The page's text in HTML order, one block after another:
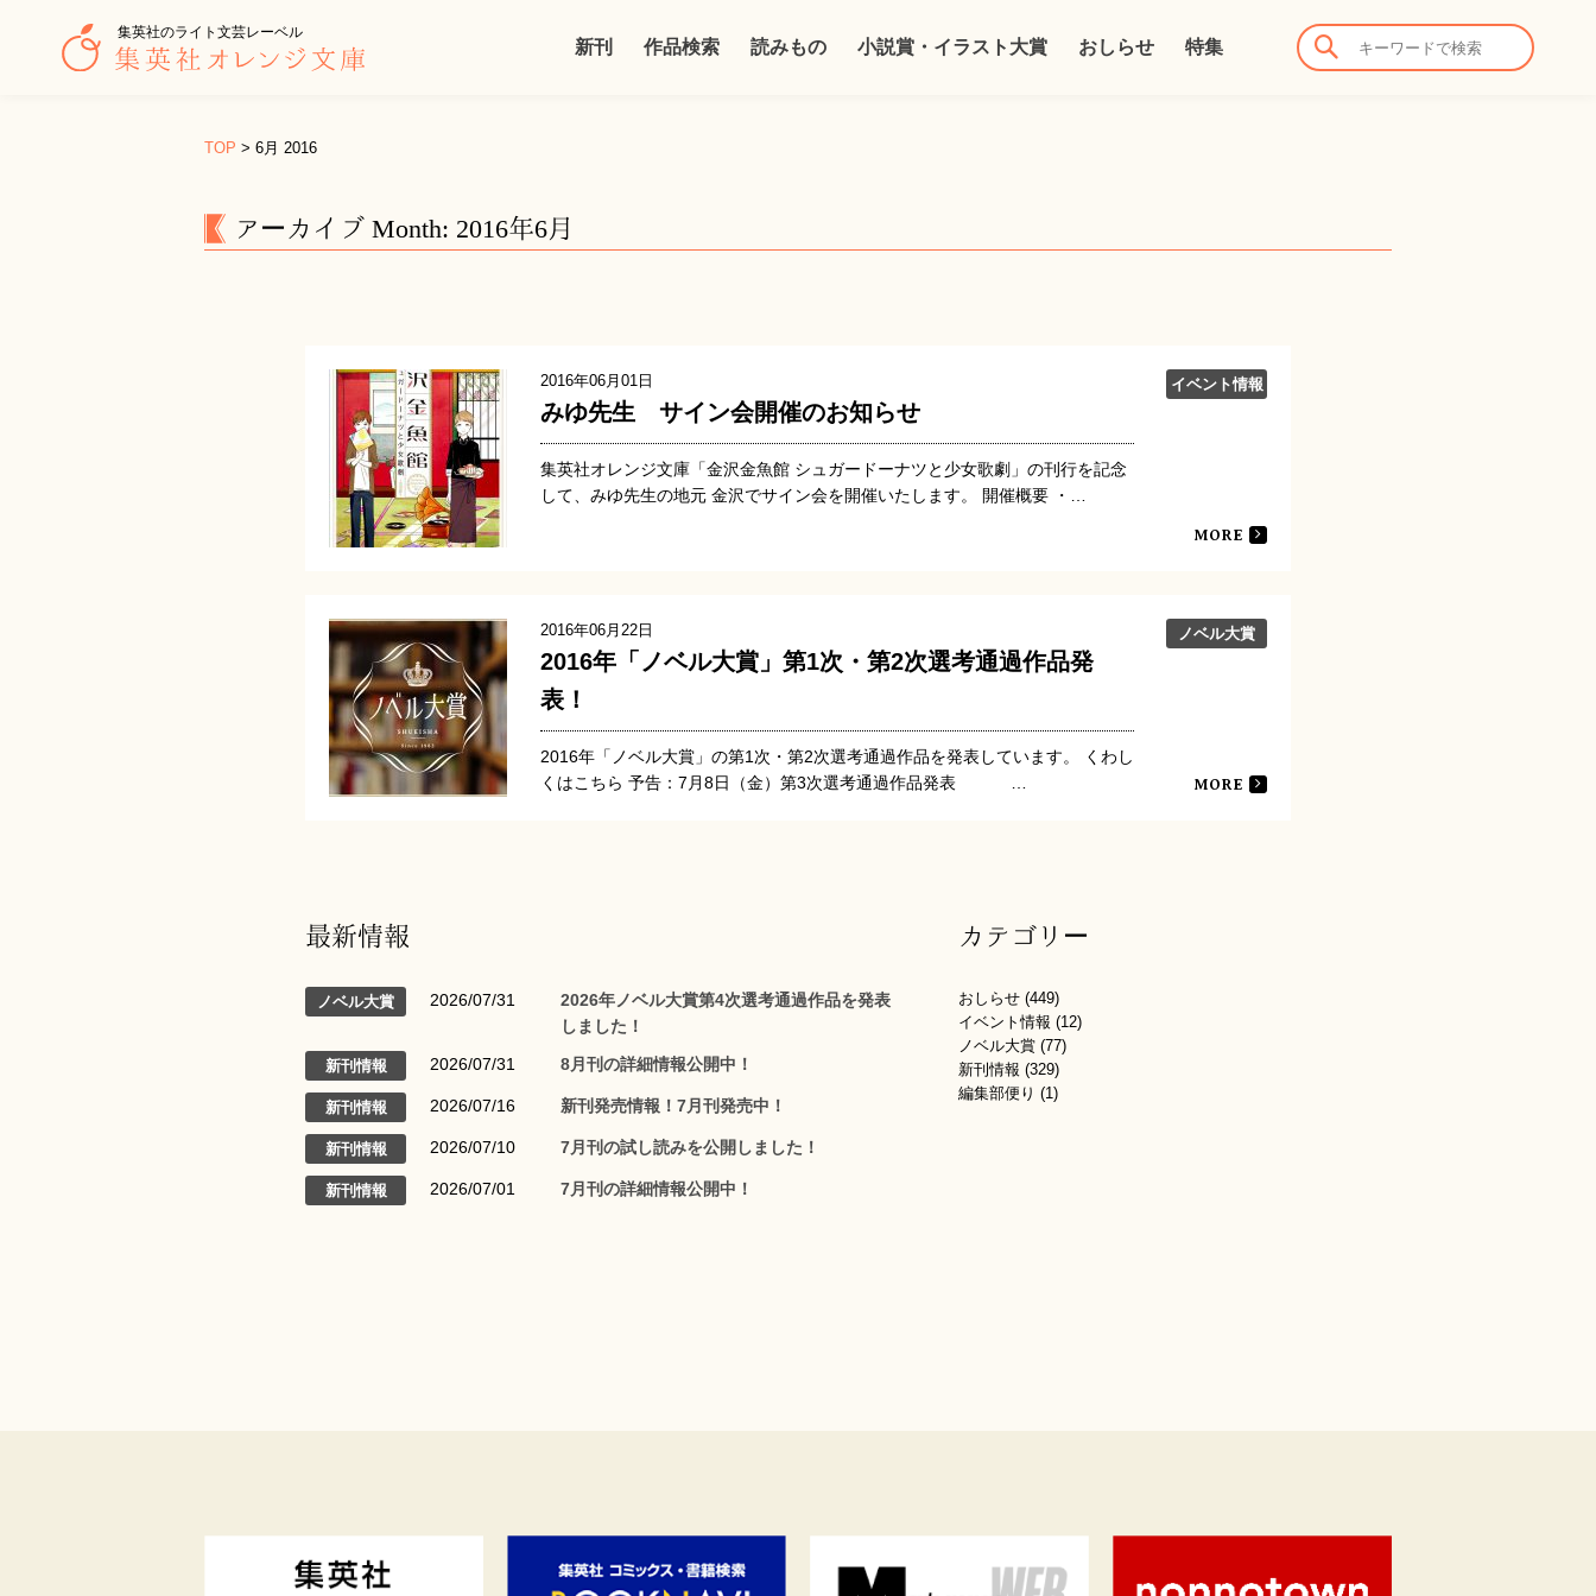
集英社のライト文芸レーベル
新刊 作品検索 読みもの 小説賞・イラスト大賞 おしらせ 特集
TOP > 6月 2016
アーカイブ Month: 2016年6月
2016年06月01日
みゆ先生 サイン会開催のお知らせ
集英社オレンジ文庫「金沢金魚館 シュガードーナツと少女歌劇」の刊行を記念
して、みゆ先生の地元 金沢でサイン会を開催いたします。 開催概要 ・…
イベント情報
MORE
2016年06月22日
2016年「ノベル大賞」第1次・第2次選考通過作品発
表！
2016年「ノベル大賞」の第1次・第2次選考通過作品を発表しています。 くわし
くはこちら 予告：7月8日（金）第3次選考通過作品発表 …
ノベル大賞
MORE
最新情報
ノベル大賞 2026/07/31
2026年ノベル大賞第4次選考通過作品を発表
しました！
新刊情報 2026/07/31 8月刊の詳細情報公開中！
新刊情報 2026/07/16 新刊発売情報！7月刊発売中！
新刊情報 2026/07/10 7月刊の試し読みを公開しました！
新刊情報 2026/07/01 7月刊の詳細情報公開中！
カテゴリー
おしらせ (449)
イベント情報 (12)
ノベル大賞 (77)
新刊情報 (329)
編集部便り (1)